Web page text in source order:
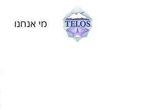
מי אנחנו